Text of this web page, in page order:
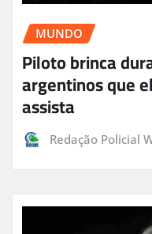
MUNDO
Piloto brinca
argentinos que
assista
Redação Policial